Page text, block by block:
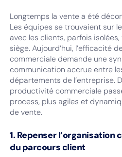
Longtemps la vente a été
Les équipes se trouvaient sur
avec les clients, parfois
siège. Aujourd’hui, l’efficacité
commerciale demande une
communication accrue entre
départements de l’entreprise.
productivité commerciale
process, plus agiles et
de vente.
1. Repenser
du parcours client